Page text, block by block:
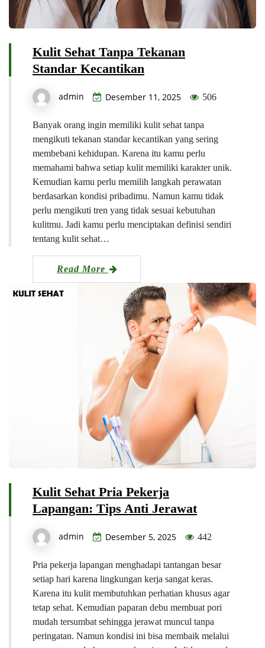
Kulit Sehat Tanpa Tekanan
Standar Kecantikan
admin Desember 11, 2025 506
Banyak orang ingin memiliki kulit sehat tanpa
mengikuti tekanan standar kecantikan yang sering
membebani kehidupan. Karena itu kamu perlu
memahami bahwa setiap kulit memiliki karakter unik.
Kemudian kamu perlu memilih langkah perawatan
berdasarkan kondisi pribadimu. Namun kamu tidak
perlu mengikuti tren yang tidak sesuai kebutuhan
kulitmu. Jadi kamu perlu menciptakan definisi sendiri
tentang kulit sehat…
Read More
Kulit Sehat Pria Pekerja
Lapangan: Tips Anti Jerawat
admin Desember 5, 2025 442
Pria pekerja lapangan menghadapi tantangan besar
setiap hari karena lingkungan kerja sangat keras.
Karena itu kulit membutuhkan perhatian khusus agar
tetap sehat. Kemudian paparan debu membuat pori
mudah tersumbat sehingga jerawat muncul tanpa
peringatan. Namun kondisi ini bisa membaik melalui